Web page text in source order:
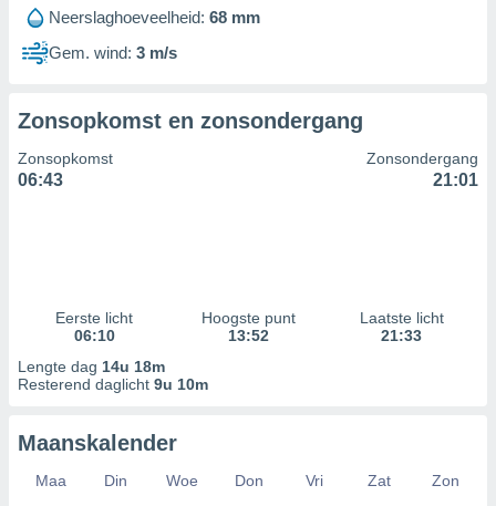
Neerslaghoeveelheid: 68 mm
Gem. wind: 3 m/s
Zonsopkomst en zonsondergang
Zonsopkomst
06:43
Zonsondergang
21:01
Eerste licht
06:10
Hoogste punt
13:52
Laatste licht
21:33
Lengte dag 14u 18m
Resterend daglicht 9u 10m
Maanskalender
Maa Din Woe Don Vri Zat
Zon